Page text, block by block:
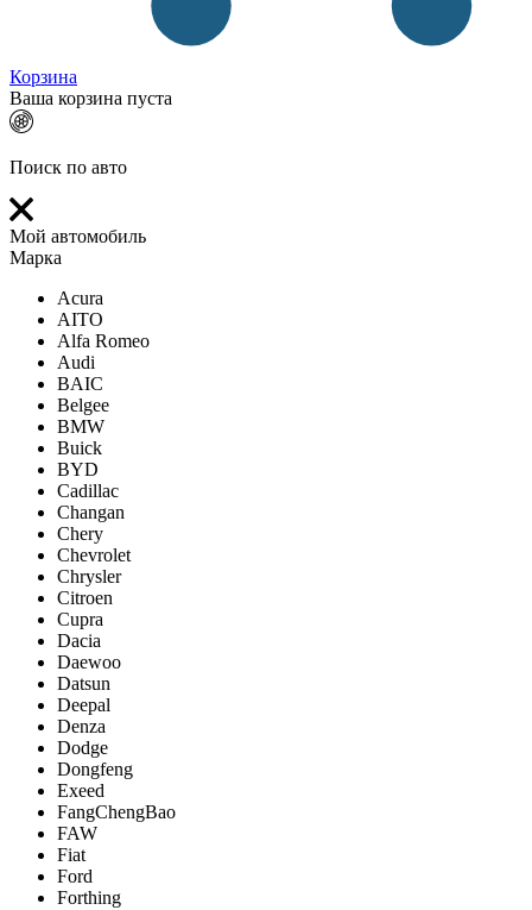
Корзина
Ваша корзина пуста
Поиск по авто
Мой автомобиль
Марка
Acura
AITO
Alfa Romeo
Audi
BAIC
Belgee
BMW
Buick
BYD
Cadillac
Changan
Chery
Chevrolet
Chrysler
Citroen
Cupra
Dacia
Daewoo
Datsun
Deepal
Denza
Dodge
Dongfeng
Exeed
FangChengBao
FAW
Fiat
Ford
Forthing